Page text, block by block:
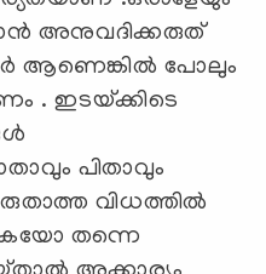
അനുവദിക്കരുത്
ആണെങ്കിൽ പോലും
. ഇടയ്‌ക്കിടെ
പിതാവും
വിധത്തിൽ
തന്നെ